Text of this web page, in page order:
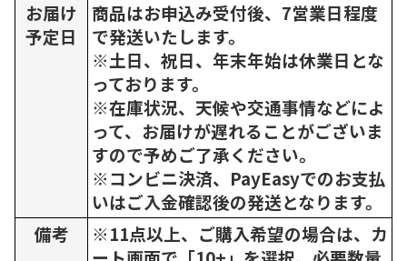
お届け
予定日
商品はお申込み受付後、7営業日程度
で発送いたします。
※土日、祝日、年末年始は休業日とな
っております。
※在庫状況、天候や交通事情などによ
って、お届けが遅れることがございま
すので予めご了承ください。
※コンビニ決済、PayEasyでのお支払
いはご入金確認後の発送となります。
備考
※11点以上、ご購入希望の場合は、カ